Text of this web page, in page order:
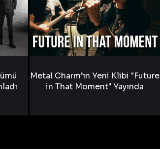
Metal Charm’ın Yeni Klibi "Future
in That Moment" Yayında